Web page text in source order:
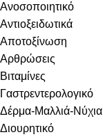
Ανοσοποιητικό
Αντιοξειδωτικά
Αποτοξίνωση
Αρθρώσεις
Βιταμίνες
Γαστρεντερολογικό
Δέρμα-Μαλλιά-Νύχια
Διουρητικό